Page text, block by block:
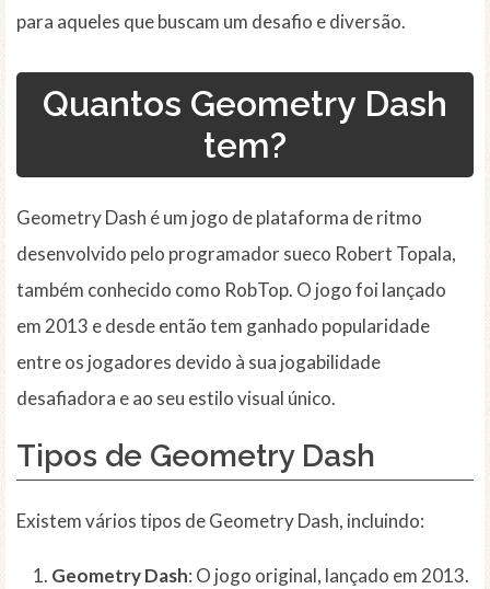
para aqueles que buscam um desafio e diversão.
Quantos Geometry Dash
tem?
Geometry Dash é um jogo de plataforma de ritmo
desenvolvido pelo programador sueco Robert Topala,
também conhecido como RobTop. O jogo foi lançado
em 2013 e desde então tem ganhado popularidade
entre os jogadores devido à sua jogabilidade
desafiadora e ao seu estilo visual único.
Tipos de Geometry Dash
Existem vários tipos de Geometry Dash, incluindo:
Geometry Dash: O jogo original, lançado em 2013.